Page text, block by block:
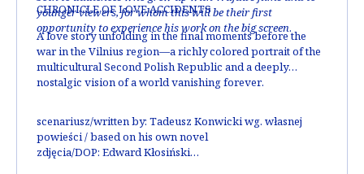
younger viewers, for whom this will be their first
opportunity to experience his work on the big screen.
CHRONICLE OF LOVE ACCIDENTS
A love story unfolding in the final moments before the
war in the Vilnius region—a richly colored portrait of the
multicultural Second Polish Republic and a deeply
nostalgic vision of a world vanishing forever.
scenariusz/written by: Tadeusz Konwicki wg. własnej
powieści / based on his own novel
zdjęcia/DOP: Edward Kłosiński